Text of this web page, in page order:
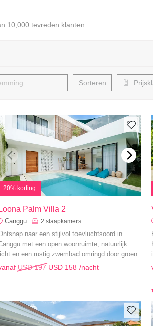
10,000 tevreden klanten
Sorteren
20% korting
Loona Palm Villa 2
Canggu 2slaapkamers
naar een stijlvol toevluchtsoord in
met een open woonruimte, natuurlijk
licht en een rustig zwembad omringd door groen.
USD 197 USD 158 /nacht